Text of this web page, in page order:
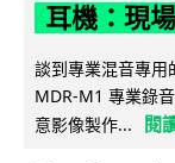
耳機：現
談到專業混音專用
MDR-M1 專業錄
意影像製作...
閱